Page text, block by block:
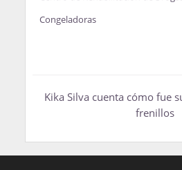
Congeladoras
Kika Silva cuenta cómo fue
frenillos